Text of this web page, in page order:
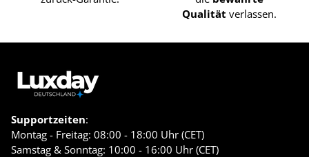
Qualität verlassen.
Supportzeiten:
Montag - Freitag: 08:00 - 18:00 Uhr (CET)
Samstag & Sonntag: 10:00 - 16:00 Uhr (CET)